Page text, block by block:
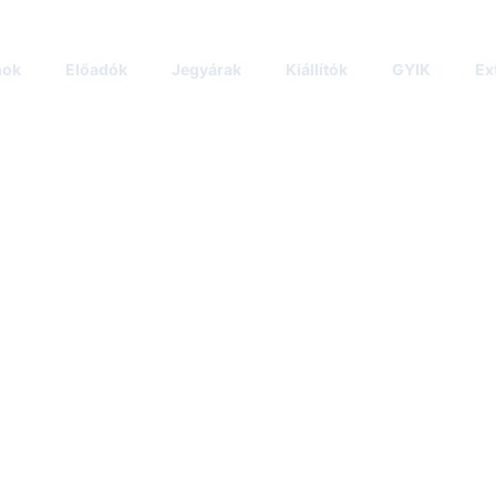
Előadók Jegyárak Kiállítók GYIK